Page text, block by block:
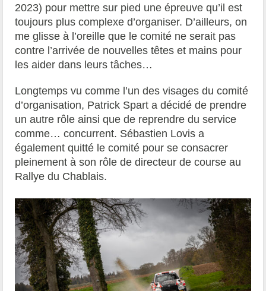
2023) pour mettre sur pied une épreuve qu’il est
toujours plus complexe d’organiser. D’ailleurs, on
me glisse à l’oreille que le comité ne serait pas
contre l’arrivée de nouvelles têtes et mains pour
les aider dans leurs tâches…
Longtemps vu comme l’un des visages du comité
d’organisation, Patrick Spart a décidé de prendre
un autre rôle ainsi que de reprendre du service
comme… concurrent. Sébastien Lovis a
également quitté le comité pour se consacrer
pleinement à son rôle de directeur de course au
Rallye du Chablais.